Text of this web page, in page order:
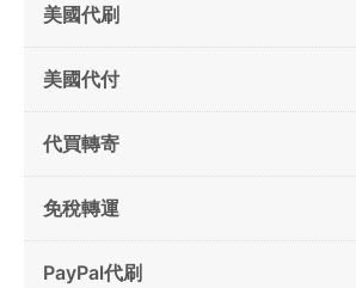
美國代刷
美國代付
代買轉寄
免稅轉運
PayPal代刷